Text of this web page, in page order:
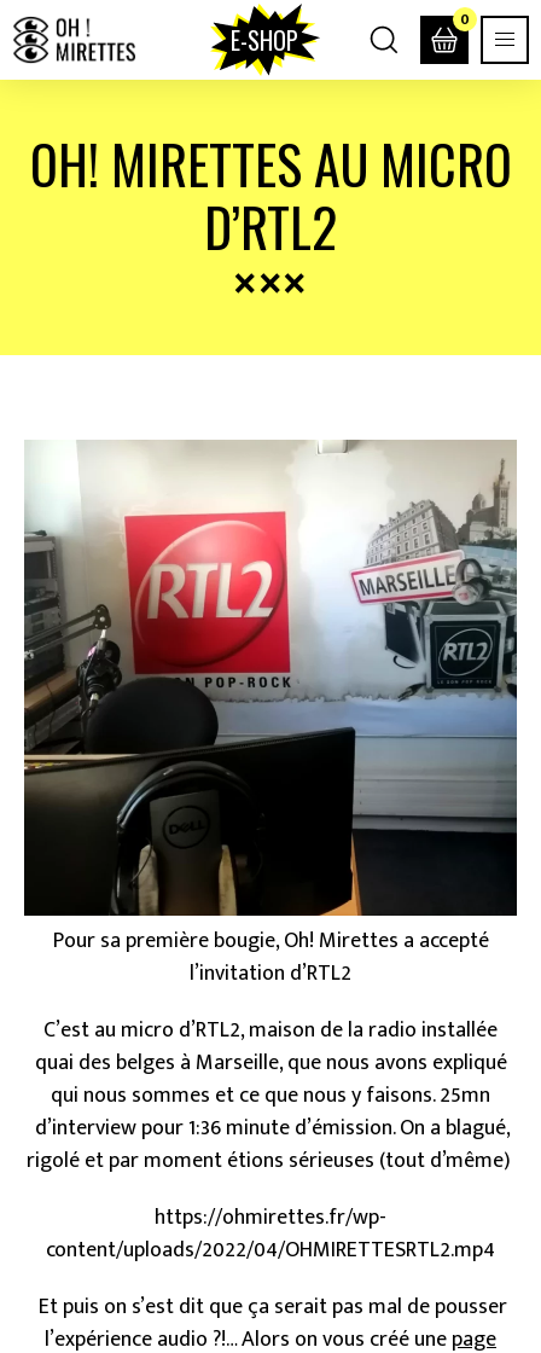
E-SHOP
0
OH! MIRETTES AU MICRO
D’RTL2
Pour sa première bougie, Oh! Mirettes a accepté
l’invitation d’RTL2
C’est au micro d’RTL2, maison de la radio installée
quai des belges à Marseille, que nous avons expliqué
qui nous sommes et ce que nous y faisons. 25mn
d’interview pour 1:36 minute d’émission. On a blagué,
rigolé et par moment étions sérieuses (tout d’même)
https://ohmirettes.fr/wp-
content/uploads/2022/04/OHMIRETTESRTL2.mp4
Et puis on s’est dit que ça serait pas mal de pousser
l’expérience audio ?!… Alors on vous créé unepage